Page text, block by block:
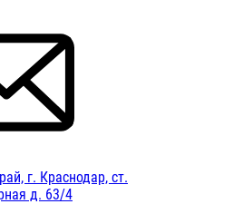
г. Краснодар, ст.
д. 63/4